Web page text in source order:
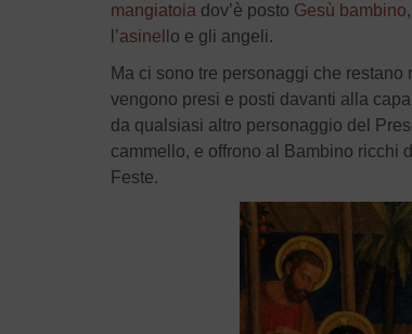
mangiatoia dov’è posto Gesù bambino
l’asinell o e gli angeli.
Ma ci sono tre personaggi che
vengono presi e posti davanti alla
da qualsiasi altro personaggio del
cammello, e offrono al Bambino ricchi
Feste.